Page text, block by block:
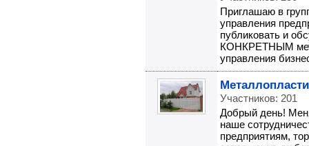
Приглашаю в
управления
публиковать и
КОНКРЕТНЫМ
управления
Участников: 201
Добрый день!
наше
предприятиям,